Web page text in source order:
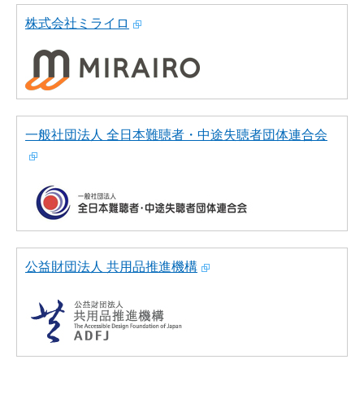
株式会社ミライロ
一般社団法人 全日本難聴者・中途失聴者団体連合会
公益財団法人 共用品推進機構